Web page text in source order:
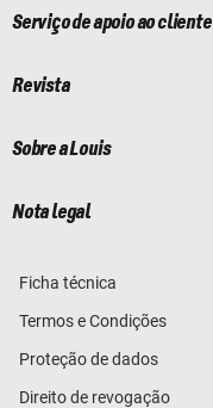
Serviço de apoio ao cliente
Revista
Sobre a Louis
Nota legal
Ficha técnica
Termos e Condições
Proteção de dados
Direito de revogação